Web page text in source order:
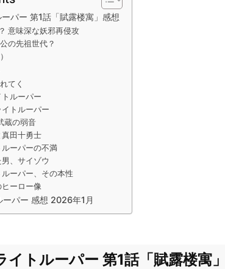
パー 第1話「賦露楼寓」感想
意味深な妖邪再侵攻
の先祖世代？
てく
ルーパー
トルーパー
蔵の弱音
田十勇士
ーパーの不満
、サイゾウ
ーパー、その本性
ーロー像
ーパー 感想 2026年1月
イトルーパー 第1話「賦露楼寓